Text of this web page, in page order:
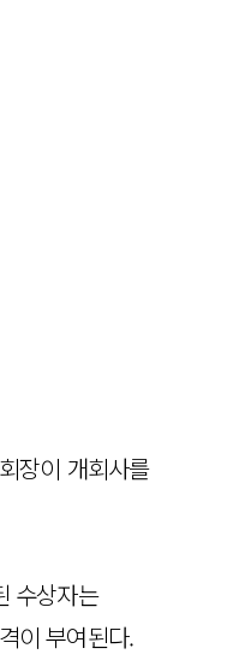
장이 개회사를
수상자는
이 부여된다.